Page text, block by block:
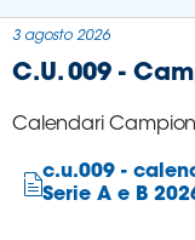
C.U. 009 -
Calendari
c.u.009 -
Serie A e B
3 agosto 2026